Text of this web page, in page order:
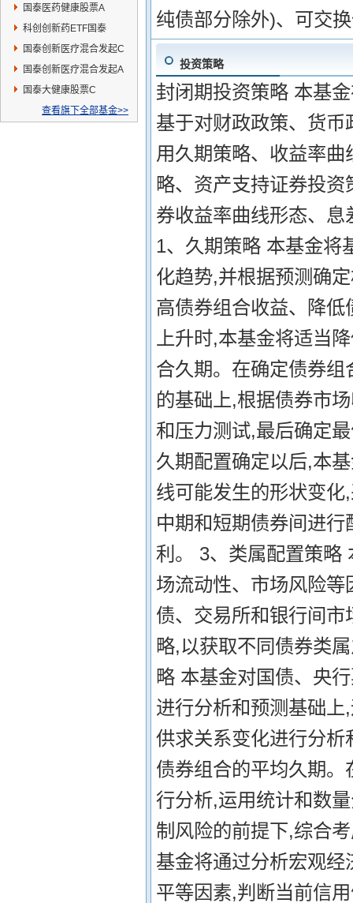
国泰医药健康股票A
科创创新药ETF国泰
国泰创新医疗混合发起C
国泰创新医疗混合发起A
国泰大健康股票C
查看旗下全部基金>>
纯债部分除外)、可交
投资策略
封闭期投资策略 本基
基于对财政政策、货
用久期策略、收益率
略、资产支持证券投
券收益率曲线形态、
1、久期策略 本基金将
化趋势,并根据预测确
高债券组合收益、降
上升时,本基金将适当
合久期。在确定债券
的基础上,根据债券市
和压力测试,最后确定
久期配置确定以后,本
线可能发生的形状变
中期和短期债券间进
利。 3、类属配置策略
场流动性、市场风险
债、交易所和银行间
略,以获取不同债券类
略 本基金对国债、央
进行分析和预测基础
供求关系变化进行分
债券组合的平均久期
行分析,运用统计和数
制风险的前提下,综合
基金将通过分析宏观
平等因素,判断当前信